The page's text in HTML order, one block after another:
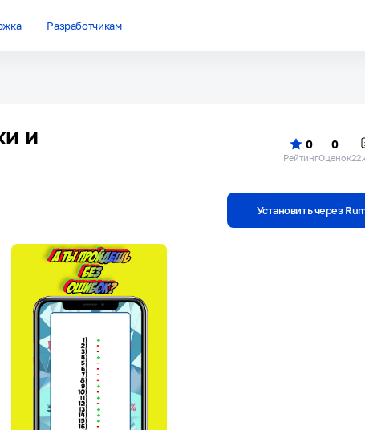
Разработчикам
и
0
Рейтинг
0
Оценок
Установить через